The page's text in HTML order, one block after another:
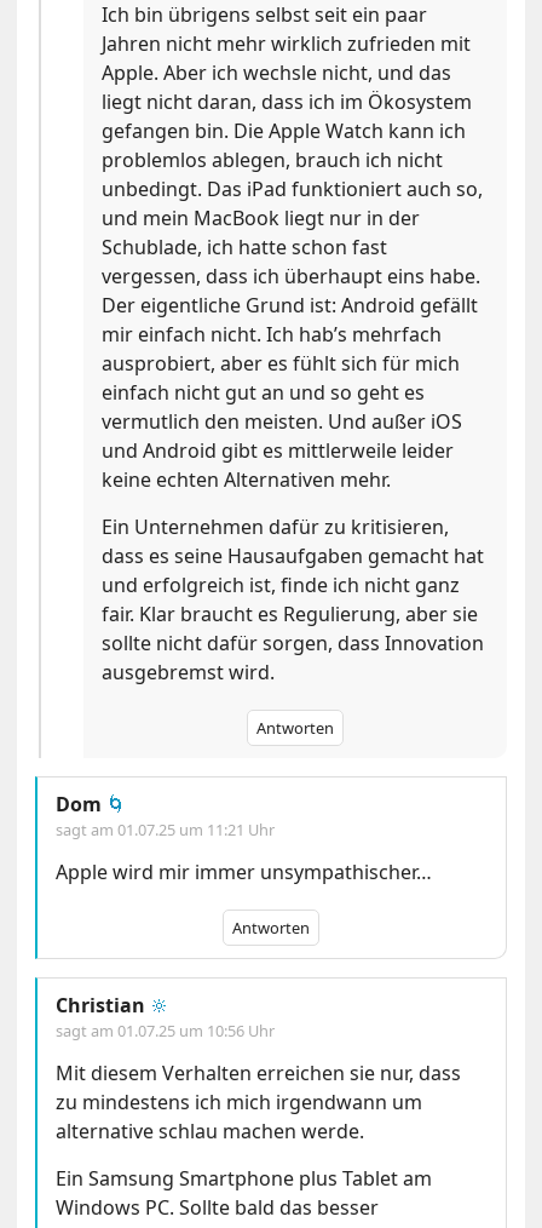
Ich bin übrigens selbst seit ein paar
Jahren nicht mehr wirklich zufrieden mit
Apple. Aber ich wechsle nicht, und das
liegt nicht daran, dass ich im Ökosystem
gefangen bin. Die Apple Watch kann ich
problemlos ablegen, brauch ich nicht
unbedingt. Das iPad funktioniert auch so,
und mein MacBook liegt nur in der
Schublade, ich hatte schon fast
vergessen, dass ich überhaupt eins habe.
Der eigentliche Grund ist: Android gefällt
mir einfach nicht. Ich hab’s mehrfach
ausprobiert, aber es fühlt sich für mich
einfach nicht gut an und so geht es
vermutlich den meisten. Und außer iOS
und Android gibt es mittlerweile leider
keine echten Alternativen mehr.
Ein Unternehmen dafür zu kritisieren,
dass es seine Hausaufgaben gemacht hat
und erfolgreich ist, finde ich nicht ganz
fair. Klar braucht es Regulierung, aber sie
sollte nicht dafür sorgen, dass Innovation
ausgebremst wird.
Antworten
Dom 🌀
sagt am01.07.25 um 11:21 Uhr
Apple wird mir immer unsympathischer…
Antworten
Christian 🔆
sagt am01.07.25 um 10:56 Uhr
Mit diesem Verhalten erreichen sie nur, dass
zu mindestens ich mich irgendwann um
alternative schlau machen werde.
Ein Samsung Smartphone plus Tablet am
Windows PC. Sollte bald das besser